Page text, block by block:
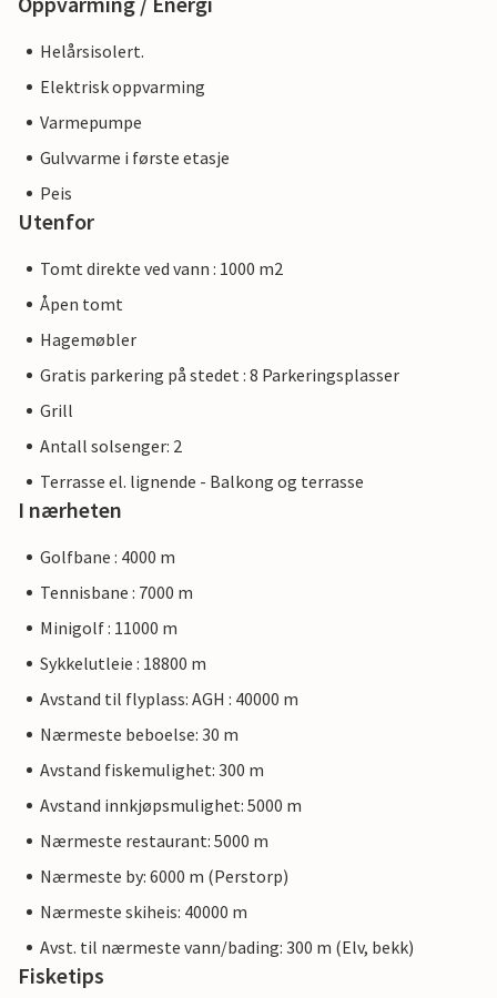
Helårsisolert.
Elektrisk oppvarming
Varmepumpe
Gulvvarme i første etasje
Peis
Utenfor
Tomt direkte ved vann : 1000 m2
Åpen tomt
Hagemøbler
Gratis parkering på stedet : 8 Parkeringsplasser
Grill
Antall solsenger: 2
Terrasse el. lignende - Balkong og terrasse
I nærheten
Golfbane : 4000 m
Tennisbane : 7000 m
Minigolf : 11000 m
Sykkelutleie : 18800 m
Avstand til flyplass: AGH : 40000 m
Nærmeste beboelse: 30 m
Avstand fiskemulighet: 300 m
Avstand innkjøpsmulighet: 5000 m
Nærmeste restaurant: 5000 m
Nærmeste by: 6000 m (Perstorp)
Nærmeste skiheis: 40000 m
Avst. til nærmeste vann/bading: 300 m (Elv, bekk)
Fisketips